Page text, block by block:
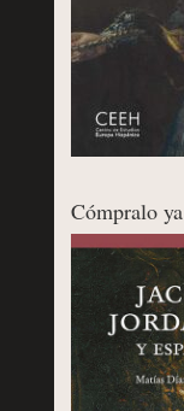
Cómpralo ya